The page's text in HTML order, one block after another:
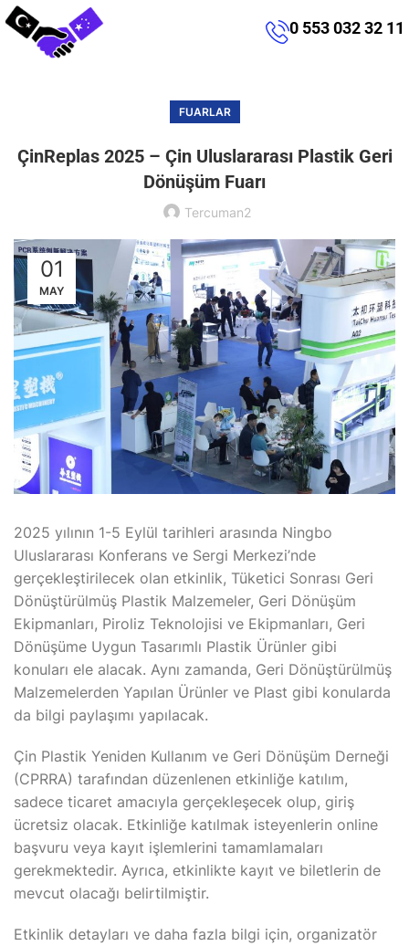
0 553 032 32 11
FUARLAR
ÇinReplas 2025 – Çin Uluslararası Plastik Geri
Dönüşüm Fuarı
Tercuman2
01
MAY
2025 yılının 1-5 Eylül tarihleri arasında Ningbo
Uluslararası Konferans ve Sergi Merkezi’nde
gerçekleştirilecek olan etkinlik, Tüketici Sonrası Geri
Dönüştürülmüş Plastik Malzemeler, Geri Dönüşüm
Ekipmanları, Piroliz Teknolojisi ve Ekipmanları, Geri
Dönüşüme Uygun Tasarımlı Plastik Ürünler gibi
konuları ele alacak. Aynı zamanda, Geri Dönüştürülmüş
Malzemelerden Yapılan Ürünler ve Plast gibi konularda
da bilgi paylaşımı yapılacak.
Çin Plastik Yeniden Kullanım ve Geri Dönüşüm Derneği
(CPRRA) tarafından düzenlenen etkinliğe katılım,
sadece ticaret amacıyla gerçekleşecek olup, giriş
ücretsiz olacak. Etkinliğe katılmak isteyenlerin online
başvuru veya kayıt işlemlerini tamamlamaları
gerekmektedir. Ayrıca, etkinlikte kayıt ve biletlerin de
mevcut olacağı belirtilmiştir.
Etkinlik detayları ve daha fazla bilgi için, organizatör